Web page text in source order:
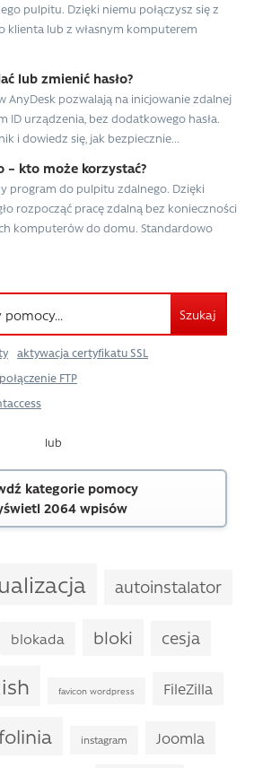
pulpitu. Dzięki niemu połączysz się z
klienta lub z własnym komputerem
lub zmienić hasło?
AnyDesk pozwalają na inicjowanie zdalnej
ID urządzenia, bez dodatkowego hasła.
i dowiedz się, jak bezpiecznie...
– kto może korzystać?
program do pulpitu zdalnego. Dzięki
rozpocząć pracę zdalną bez konieczności
komputerów do domu. Standardowo
Szukaj
aktywacja certyfikatu SSL
połączenie FTP
lub
kategorie pomocy
2064 wpisów
autoinstalator
blokada bloki cesja
favicon wordpress FileZilla
instagram Joomla